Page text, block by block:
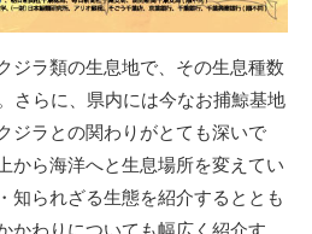
ジラ類の生息地で、その生息種数
さらに、県内には今なお捕鯨基地
ジラとの関わりがとても深いで
から海洋へと生息場所を変えてい
知られざる生態を紹介するととも